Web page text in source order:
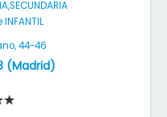
44-46
(Madrid)